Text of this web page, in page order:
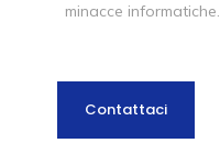
minacce informatiche.
Contattaci